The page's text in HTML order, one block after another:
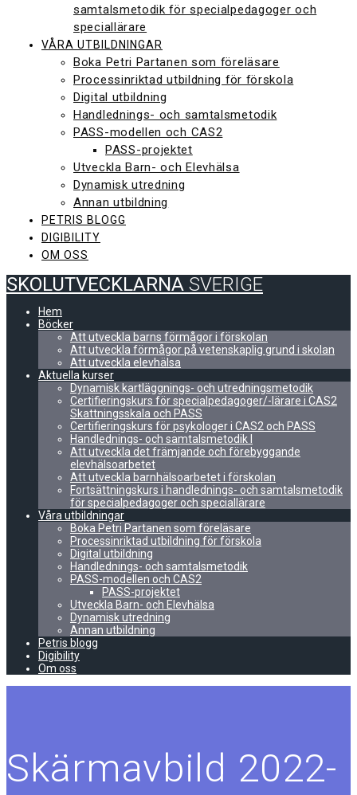
samtalsmetodik för specialpedagoger och
speciallärare
VÅRA UTBILDNINGAR
Boka Petri Partanen som föreläsare
Processinriktad utbildning för förskola
Digital utbildning
Handlednings- och samtalsmetodik
PASS-modellen och CAS2
PASS-projektet
Utveckla Barn- och Elevhälsa
Dynamisk utredning
Annan utbildning
PETRIS BLOGG
DIGIBILITY
OM OSS
SKOLUTVECKLARNA SVERIGE
Hem
Böcker
Att utveckla barns förmågor i förskolan
Att utveckla förmågor på vetenskaplig grund i skolan
Att utveckla elevhälsa
Aktuella kurser
Dynamisk kartläggnings- och utredningsmetodik
Certifieringskurs för specialpedagoger/-lärare i CAS2
Skattningsskala och PASS
Certifieringskurs för psykologer i CAS2 och PASS
Handlednings- och samtalsmetodik I
Att utveckla det främjande och förebyggande
elevhälsoarbetet
Att utveckla barnhälsoarbetet i förskolan
Fortsättningskurs i handlednings- och samtalsmetodik
för specialpedagoger och speciallärare
Våra utbildningar
Boka Petri Partanen som föreläsare
Processinriktad utbildning för förskola
Digital utbildning
Handlednings- och samtalsmetodik
PASS-modellen och CAS2
PASS-projektet
Utveckla Barn- och Elevhälsa
Dynamisk utredning
Annan utbildning
Petris blogg
Digibility
Om oss
Skärmavbild 2022-